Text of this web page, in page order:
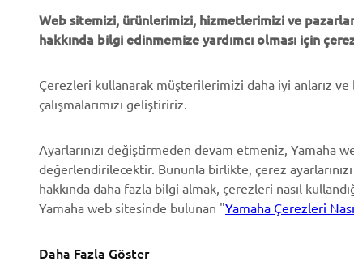
Broşürler
Yamaha Bayisi Olmak
İnsan Hakları Politikası
Politikası
Whistleblower Channel
Sürücü kursları
Ortaklıklar
Yamalube Safety Data
Web sitemizi, ürünlerimizi, hizmetlerimizi ve
hakkında bilgi edinmemize yardımcı olması için
Çerezleri kullanarak müşterilerimizi daha iyi anlarız
çalışmalarımızı geliştiririz.
Ayarlarınızı değiştirmeden devam etmeniz,
değerlendirilecektir. Bununla birlikte, çerez
hakkında daha fazla bilgi almak, çerezleri nasıl
Yamaha web sitesinde bulunan "Yamaha Çerezleri
Daha Fazla Göster